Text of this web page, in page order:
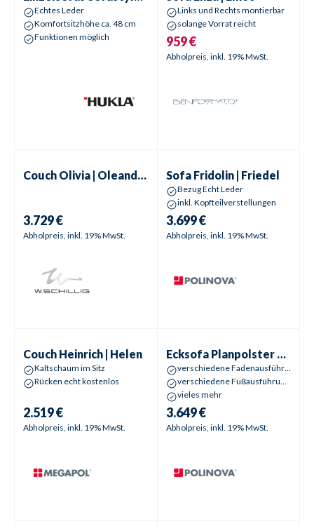
Echtes Leder
Komfortsitzhöhe ca. 48 cm
Funktionen möglich
Links und Rechts montierbar
solange Vorrat reicht
959 €
Abholpreis, inkl. 19% MwSt.
Couch Olivia | Oleander
3.729 €
Abholpreis, inkl. 19% MwSt.
Sofa Fridolin | Friedel
Bezug Echt Leder
inkl. Kopfteilverstellungen
3.699 €
Abholpreis, inkl. 19% MwSt.
Couch Heinrich | Helen
Kaltschaum im Sitz
Rücken echt kostenlos
2.519 €
Abholpreis, inkl. 19% MwSt.
Ecksofa Planpolster
verschiedene Fadenausführungen wählbar
verschiedene Fußausführungen wählbar
vieles mehr
3.649 €
Abholpreis, inkl. 19% MwSt.